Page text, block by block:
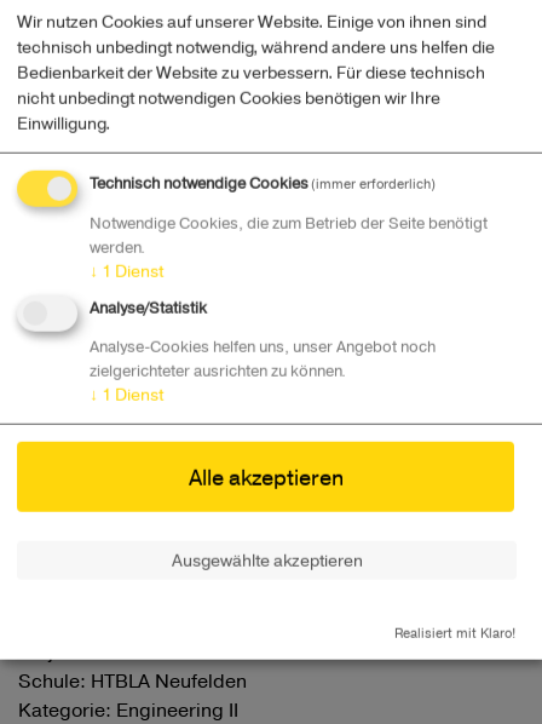
Schule: HTBLuVA Waidhofen/Ybbs
Kategorie: Engineering II ​​​
„Innovativste Schule“ in Niederösterreich ist die
HTBLuVA Waidhofen/Ybbs. ​​​
Die besten Teams aus Oberösterreich:
Projekt: AdQuest
Schule: HTL Perg
Kategorie: Young Entrepreneurs ​​​
Projekt: Sigma - Computer lernen Lernen
Schule: HTL Wels
Kategorie: Science ​​​
Projekt: Schnapp den Michl
Schule: BS Kremsmünster
Schule: HTL für Lebensmitteltechnologie Wels
Schule: HTBLA Neufelden
Kategorie: Engineering II ​​​
Wir nutzen Cookies auf unserer Website. Einige von ihnen sind
technisch unbedingt notwendig, während andere uns helfen die
Bedienbarkeit der Website zu verbessern. Für diese technisch
nicht unbedingt notwendigen Cookies benötigen wir Ihre
Einwilligung.
Technisch notwendige Cookies(immer erforderlich)
Notwendige Cookies, die zum Betrieb der Seite benötigt
werden.
↓ 1 Dienst
Analyse/Statistik
Analyse-Cookies helfen uns, unser Angebot noch
zielgerichteter ausrichten zu können.
↓ 1 Dienst
Ausgewählte akzeptieren
Alle akzeptieren
Realisiert mit Klaro!